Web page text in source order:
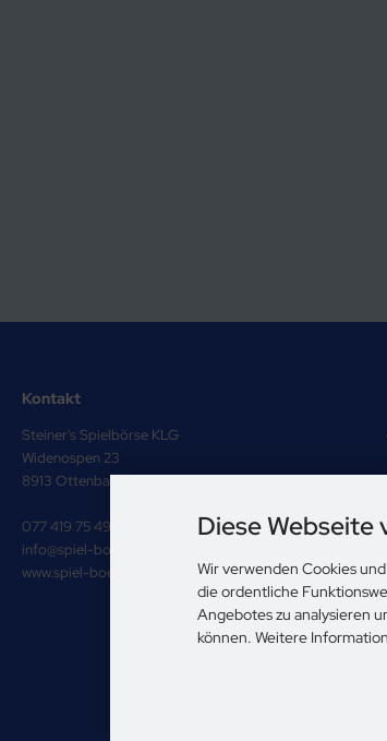
Kontakt
Steiner's Spielbörse KLG
Widenospen 23
8913 Ottenbach
077 419 75 49
info@spiel-boerse.ch
www.spiel-boerse.ch
Diese Webseite
Wir verwenden Cookies
die ordentliche
Angebotes zu analysieren
können. Weitere